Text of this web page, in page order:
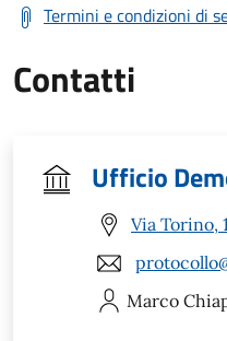
Termini e condizioni di
Contatti
Ufficio
Via Torino,
Marco